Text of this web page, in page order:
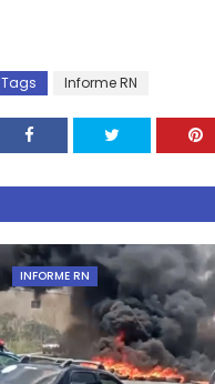
Tags Informe RN
INFORME RN